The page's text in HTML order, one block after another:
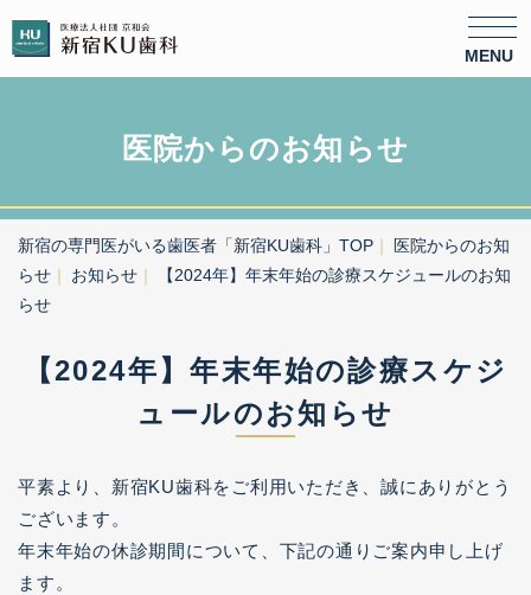
医院からのお知らせ
新宿の専門医がいる歯医者「新宿KU歯科」TOP
医院からのお知
らせ
お知らせ
【2024年】年末年始の診療スケジュールのお知
らせ
【2024年】年末年始の診療スケジ
ュールのお知らせ
平素より、新宿KU歯科をご利用いただき、誠にありがとう
ございます。
年末年始の休診期間について、下記の通りご案内申し上げ
ます。